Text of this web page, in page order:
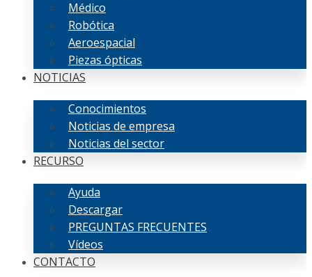
Médico
Robótica
Aeroespacial
Piezas ópticas
NOTICIAS
Conocimientos
Noticias de empresa
Noticias del sector
RECURSO
Ayuda
Descargar
PREGUNTAS FRECUENTES
Vídeos
CONTACTO